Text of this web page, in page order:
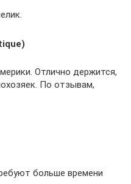
Отлично держится,
По отзывам,
больше времени